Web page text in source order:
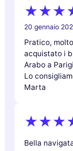
20 gennaio
Pratico,
acquistato i
Arabo a
Lo
Marta
Bella